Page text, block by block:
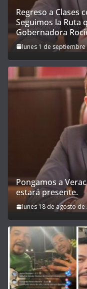
Regreso a Clases
Seguimos la Ruta
Gobernadora
lunes 1 de septiembre
Pongamos a
estará presente.
lunes 18 de agosto de